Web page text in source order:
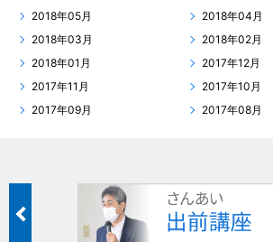
2018年05月
2018年04月
2018年03月
2018年02月
2018年01月
2017年12月
2017年11月
2017年10月
2017年09月
2017年08月